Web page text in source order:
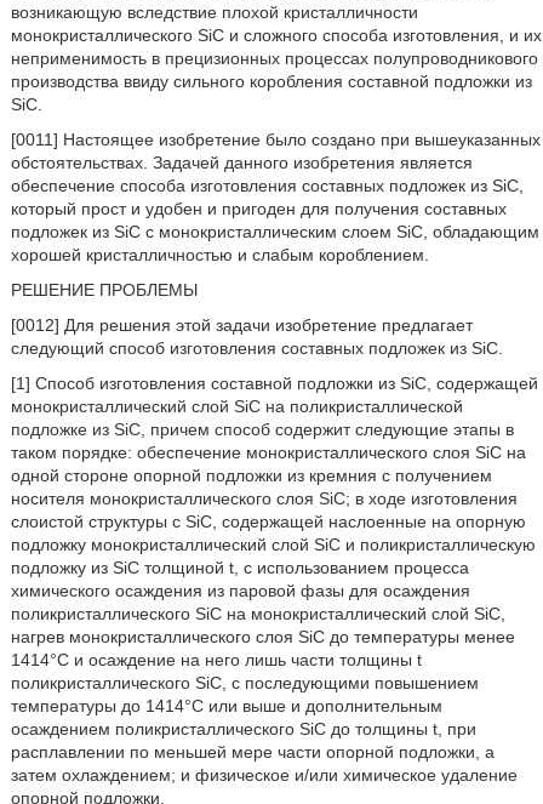
возникающую вследствие плохой кристалличности
монокристаллического SiC и сложного способа изготовления, и их
неприменимость в прецизионных процессах полупроводникового
производства ввиду сильного коробления составной подложки из
SiC.
[0011] Настоящее изобретение было создано при вышеуказанных
обстоятельствах. Задачей данного изобретения является
обеспечение способа изготовления составных подложек из SiC,
который прост и удобен и пригоден для получения составных
подложек из SiC с монокристаллическим слоем SiC, обладающим
хорошей кристалличностью и слабым короблением.
РЕШЕНИЕ ПРОБЛЕМЫ
[0012] Для решения этой задачи изобретение предлагает
следующий способ изготовления составных подложек из SiC.
[1] Способ изготовления составной подложки из SiC, содержащей
монокристаллический слой SiC на поликристаллической
подложке из SiC, причем способ содержит следующие этапы в
таком порядке: обеспечение монокристаллического слоя SiC на
одной стороне опорной подложки из кремния с получением
носителя монокристаллического слоя SiC; в ходе изготовления
слоистой структуры с SiC, содержащей наслоенные на опорную
подложку монокристаллический слой SiC и поликристаллическую
подложку из SiC толщиной t, с использованием процесса
химического осаждения из паровой фазы для осаждения
поликристаллического SiC на монокристаллический слой SiC,
нагрев монокристаллического слоя SiC до температуры менее
1414°C и осаждение на него лишь части толщины t
поликристаллического SiC, с последующими повышением
температуры до 1414°C или выше и дополнительным
осаждением поликристаллического SiC до толщины t, при
расплавлении по меньшей мере части опорной подложки, а
затем охлаждением; и физическое и/или химическое удаление
опорной подложки.